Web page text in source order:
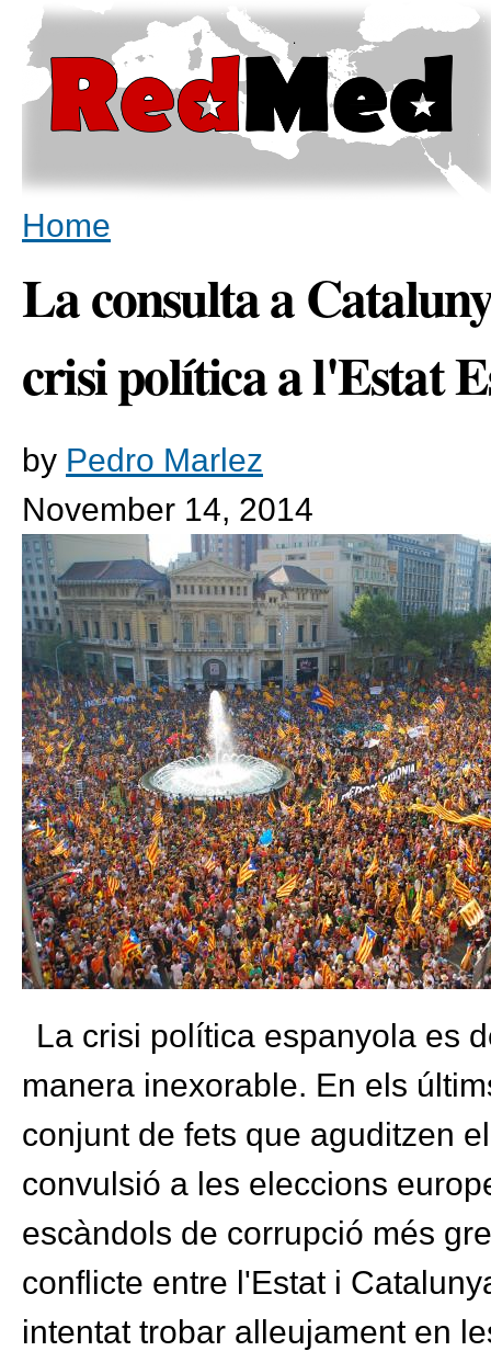
You are here
Home
La consulta a
crisi política a l'Estat
by Pedro Marlez
November 14, 2014
La crisi política espanyola es
manera inexorable. En els
conjunt de fets que aguditzen
convulsió a les eleccions
escàndols de corrupció més
conflicte entre l'Estat i
intentat trobar alleujament en